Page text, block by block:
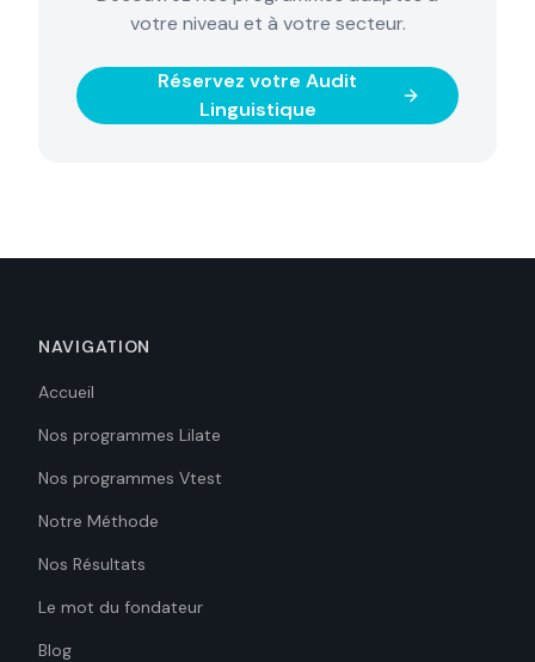
votre niveau et à votre secteur.
Réservez votre Audit
Linguistique
NAVIGATION
Accueil
Nos programmes Lilate
Nos programmes Vtest
Notre Méthode
Nos Résultats
Le mot du fondateur
Blog